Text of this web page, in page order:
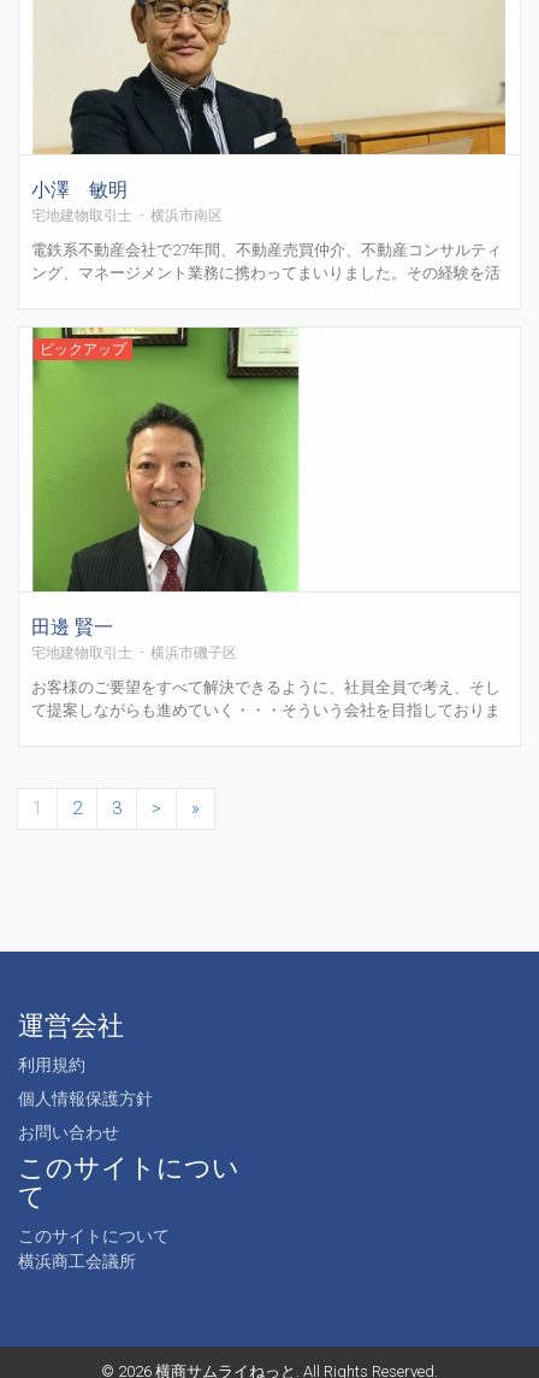
小澤 敏明
宅地建物取引士 - 横浜市南区
電鉄系不動産会社で27年間、不動産売買仲介、不動産コンサルティ
ング、マネージメント業務に携わってまいりました。その経験を活
ります。“ひとつひとつの案件を真剣・丁寧に&r...
ピックアップ
田邊 賢一
宅地建物取引士 - 横浜市磯子区
お客様のご要望をすべて解決できるように、社員全員で考え、そし
て提案しながらも進めていく・・・そういう会社を目指しておりま
っ...
1 2 3 > »
運営会社
利用規約
個人情報保護方針
お問い合わせ
このサイトについ
て
このサイトについて
横浜商工会議所
© 2026 横商サムライねっと . All Rights Reserved.